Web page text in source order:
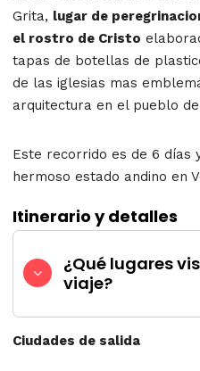
Grita, lugar de
el rostro de Cristo
tapas de botellas de
de las iglesias mas
arquitectura en el pueblo de
Este recorrido es de 6 días
hermoso estado andino en
Itinerario y detalles
¿Qué lugares
viaje?
Ciudades de salida